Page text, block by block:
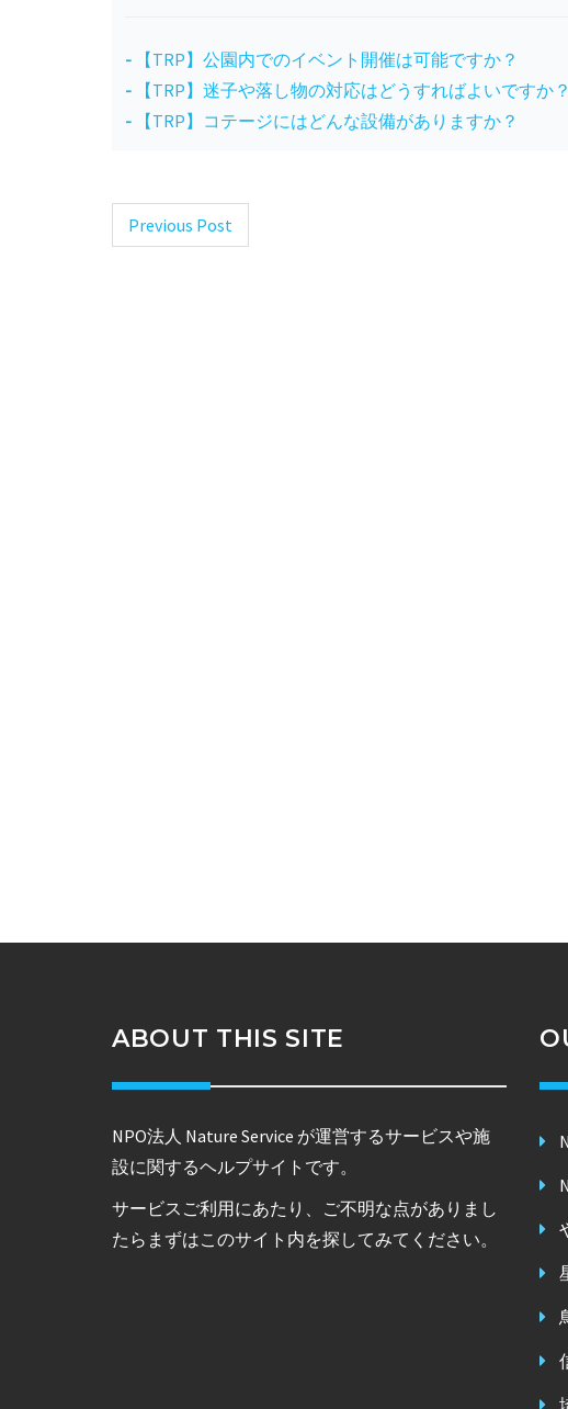
【TRP】公園内でのイベント開催は可能ですか？
【TRP】迷子や落し物の対応はどうすればよいですか？
【TRP】コテージにはどんな設備がありますか？
Post
Previous Post
ABOUT THIS SITE
NPO法人 Nature Service が運営するサービスや施
設に関するヘルプサイトです。
サービスご利用にあたり、ご不明な点がありまし
たらまずはこのサイト内を探してみてください。